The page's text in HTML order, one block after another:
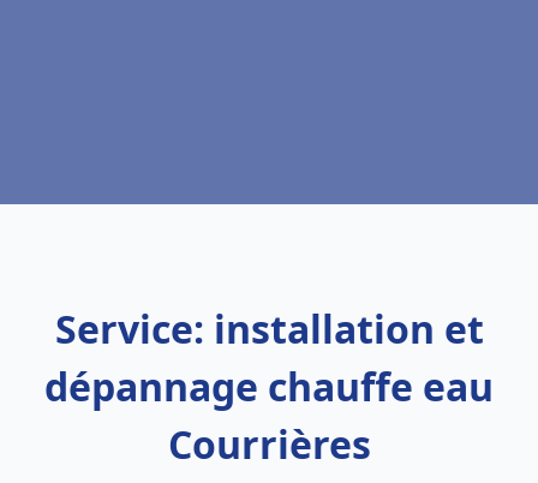
Service: installation et
dépannage chauffe eau
Courrières